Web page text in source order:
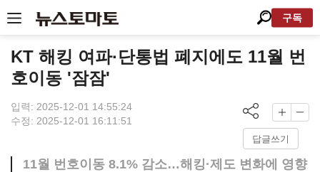
구독
KT 해킹 여파·단통법 폐지에도 11월 번
호이동 '잠잠'
입력: 2025-12-01 14:55:24
수정: 2025-12-01 16:11:51
답글쓰기
11월 번호이동 8.1% 감소…해킹·제도 변화에 영향